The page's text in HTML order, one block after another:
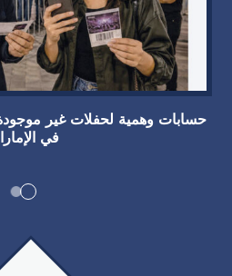
حسابات وهمية لحفلات غير
في